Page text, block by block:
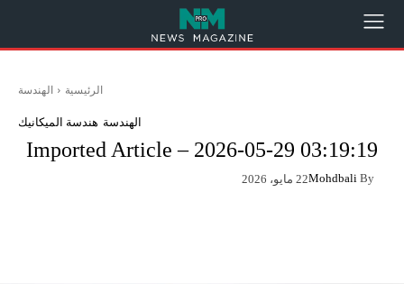
الرئيسية الهندسة
الهندسة هندسة الميكانيك
Imported Article – 2026-05-29 03:19:19
By
Mohdbali22 مايو، 2026